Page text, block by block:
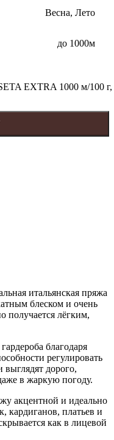
Весна, Лето
до 1000м
EXTRA 1000 м/100
итальянская пряжа
блеском и очень
получается лёгким,
благодаря
регулировать
выглядят дорого,
в жаркую погоду.
акцентной и идеально
кардиганов, платьев и
как в лицевой